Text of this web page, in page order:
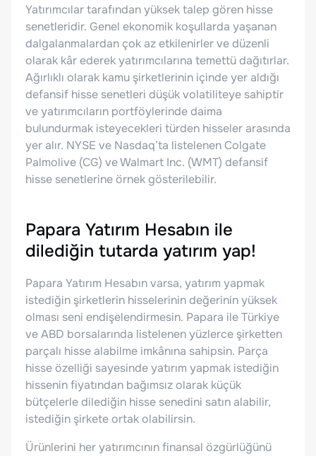
Yatırımcılar tarafından yüksek talep gören hisse
senetleridir. Genel ekonomik koşullarda yaşanan
dalgalanmalardan çok az etkilenirler ve düzenli
olarak kâr ederek yatırımcılarına temettü dağıtırlar.
Ağırlıklı olarak kamu şirketlerinin içinde yer aldığı
defansif hisse senetleri düşük volatiliteye sahiptir
ve yatırımcıların portföylerinde daima
bulundurmak isteyecekleri türden hisseler arasında
yer alır. NYSE ve Nasdaq’ta listelenen Colgate
Palmolive (CG) ve Walmart Inc. (WMT) defansif
hisse senetlerine örnek gösterilebilir.
Papara Yatırım Hesabın ile
dilediğin tutarda yatırım yap!
Papara Yatırım Hesabın varsa, yatırım yapmak
istediğin şirketlerin hisselerinin değerinin yüksek
olması seni endişelendirmesin. Papara ile Türkiye
ve ABD borsalarında listelenen yüzlerce şirketten
parçalı hisse alabilme imkânına sahipsin. Parça
hisse özelliği sayesinde yatırım yapmak istediğin
hissenin fiyatından bağımsız olarak küçük
bütçelerle dilediğin hisse senedini satın alabilir,
istediğin şirkete ortak olabilirsin.
Ürünlerini her yatırımcının finansal özgürlüğünü